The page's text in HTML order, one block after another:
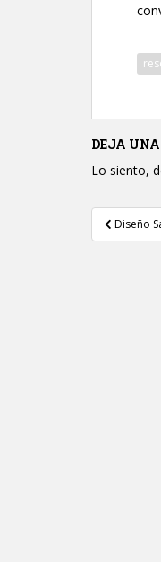
DEJA UNA
Lo siento,
de
Diseño